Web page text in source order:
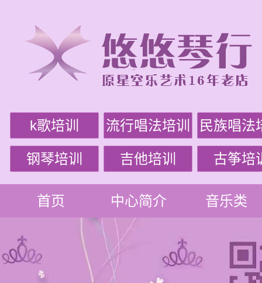
k歌培训 流行唱法培训 民族唱法
钢琴培训 吉他培训 古筝培
首页 中心简介 音乐类